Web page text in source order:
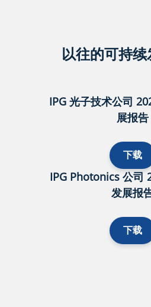
以往的可持
IPG 光子技术公司
展报告
下载
IPG Photonics 公司
发展报
下载